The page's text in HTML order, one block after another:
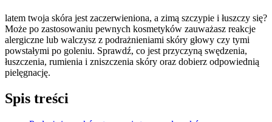
latem twoja skóra jest zaczerwieniona, a zimą szczypie i łuszczy się?
Może po zastosowaniu pewnych kosmetyków zauważasz reakcje
alergiczne lub walczysz z podrażnieniami skóry głowy czy tymi
powstałymi po goleniu. Sprawdź, co jest przyczyną swędzenia,
łuszczenia, rumienia i zniszczenia skóry oraz dobierz odpowiednią
pielęgnację.
Spis treści